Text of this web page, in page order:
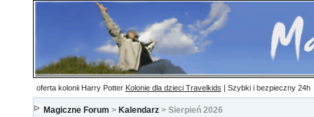
oferta kolonii Harry Potter Kolonie dla dzieci Travelkids | Szybki i bezpieczny 24h
Magiczne Forum > Kalendarz> Sierpień 2026